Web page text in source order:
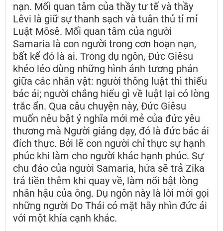
nạn. Mối quan tâm của thầy tư tế và thầy
Lêvi là giữ sự thanh sạch và tuân thủ tỉ mỉ
Luật Môsê. Mối quan tâm của người
Samaria là con người trong cơn hoạn nạn,
bất kể đó là ai. Trong dụ ngôn, Đức Giêsu
khéo léo dùng những hình ảnh tương phản
giữa các nhân vật: người thông luật thì thiếu
bác ái; người chẳng hiểu gì về luật lại có lòng
trắc ẩn. Qua câu chuyện này, Đức Giêsu
muốn nêu bật ý nghĩa mới mẻ của đức yêu
thương mà Người giảng dạy, đó là đức bác ái
đích thực. Bởi lẽ con người chỉ thực sự hạnh
phúc khi làm cho người khác hạnh phúc. Sự
chu đáo của người Samaria, hứa sẽ trả Zika
trả tiền thêm khi quay về, làm nổi bật lòng
nhân hậu của ông. Dụ ngôn này là lời mời gọi
những người Do Thái có mặt hãy nhìn đức ái
với một khía cạnh khác.